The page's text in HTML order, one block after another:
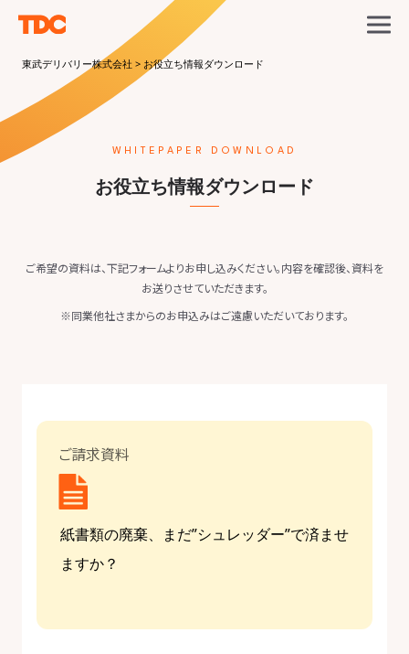
東武デリバリー株式会社 > お役立ち情報ダウンロード
WHITEPAPER DOWNLOAD
お役立ち情報ダウンロード
ご希望の資料は、下記フォームよりお申し込みください。内容を確認後、資料を
お送りさせていただきます。
※同業他社さまからのお申込みはご遠慮いただいております。
ご請求資料